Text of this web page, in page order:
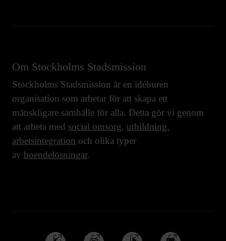
Om Stockholms Stadsmission
Stockholms Stadsmission är en idéburen
organisation som arbetar för att skapa ett
mänskligare samhälle för alla. Detta gör vi genom
att arbeta med social omsorg, utbildning,
arbetsintegration och olika typer
av boendelösningar.
Följ Följ Följ Följ